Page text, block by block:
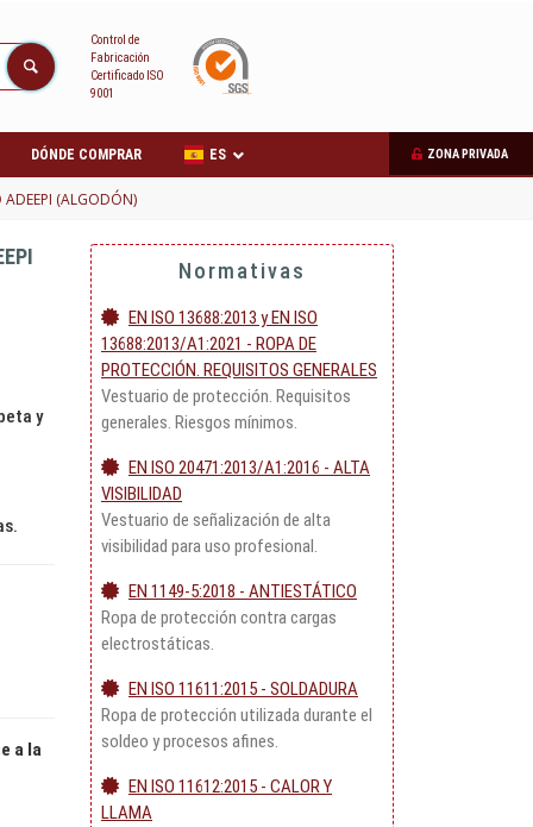
Control de
Fabricación
Certificado ISO
9001
DÓNDE COMPRAR ZONA PRIVADA
ES
ADEEPI (ALGODÓN)
y
a la
Normativas
EN ISO 13688:2013 y EN ISO
13688:2013/A1:2021 - ROPA DE
PROTECCIÓN. REQUISITOS GENERALES
Vestuario de protección. Requisitos
generales. Riesgos mínimos.
EN ISO 20471:2013/A1:2016 - ALTA
VISIBILIDAD
Vestuario de señalización de alta
visibilidad para uso profesional.
EN 1149-5:2018 - ANTIESTÁTICO
Ropa de protección contra cargas
electrostáticas.
EN ISO 11611:2015 - SOLDADURA
Ropa de protección utilizada durante el
soldeo y procesos afines.
EN ISO 11612:2015 - CALOR Y
LLAMA